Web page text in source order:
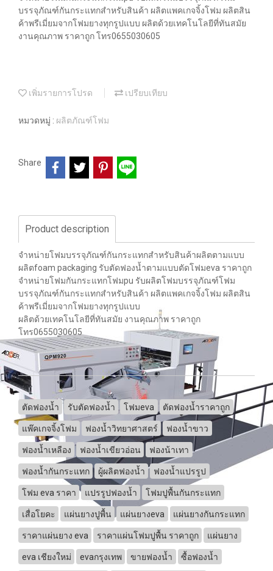
บรรจุภัณฑ์กันกระแทกสำหรับสินค้า ผลิตแพคเกจจิ้งโฟม ผลิตสิน
ค้าพรีเมี่ยมจากโฟมยางทุกรูปแบบ ผลิตด้วยเทคโนโลยีที่ทันสมัย
งานคุณภาพ ราคาถูก โทร0655030605
เพิ่มรายการโปรด เปรียบเทียบ
หมวดหมู่ : ผลิตภัณฑ์โฟม
Share
Product description
จำหน่ายโฟมบรรจุภัณฑ์กันกระแทกสำหรับสินค้าผลิตตามแบบ
ผลิตfoam packaging รับตัดฟองน้ำตามแบบตัดโฟมeva ราคาถูก
จำหน่ายโฟมกันกระแทกโฟมpu รับผลิตโฟมบรรจุภัณฑ์โฟม
บรรจุภัณฑ์กันกระแทกสำหรับสินค้า ผลิตแพคเกจจิ้งโฟม ผลิตสิน
ค้าพรีเมี่ยมจากโฟมยางทุกรูปแบบ
ผลิตด้วยเทคโนโลยีที่ทันสมัย งานคุณภาพ ราคาถูก
โทร0655030605
ตัดฟองน้ำ รับตัดฟองน้ำ โฟมeva ตัดฟองน้ำราคาถูก
แพ๊คเกจจิ้งโฟม ฟองน้ำวิทยาศาสตร์ ฟองน้ำขาว
ฟองน้ำเหลือง ฟองน้ำเขียวอ่อน ฟองน้าเทา
ฟองน้ำกันกระแทก ผู้ผลิตฟองน้ำ ฟองน้ำแปรรูป
โฟม eva ราคา แปรรูปฟองน้ำ โฟมปูพื้นกันกระแทก
เสื่อโยคะ แผ่นยางปูพื้น แผ่นยางeva แผ่นยางกันกระแทก
ราคาแผ่นยาง eva ราคาแผ่นโฟมปูพื้น ราคาถูก แผ่นยาง
eva เชียงใหม่ evaกรุงเทพ ขายฟองน้ำ ซื้อฟองน้ำ